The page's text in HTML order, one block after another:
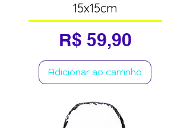
15x15cm
Preço
R$ 59,90
Adicionar ao carrinho